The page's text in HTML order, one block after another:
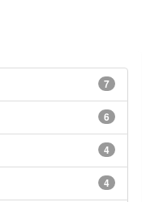
7
6
4
4